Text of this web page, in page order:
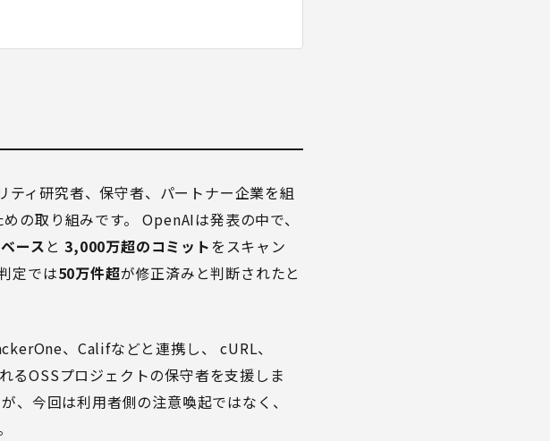
ィ研究者、保守者、パートナー企業を組
の取り組みです。 OpenAIは発表の中で、
ース と3,000万超のコミットをスキャン
定では50万件超が修正済みと判断されたと
、Califなどと連携し、 cURL、
OSSプロジェクトの保守者を支援しま
、今回は利用者側の注意喚起ではなく、